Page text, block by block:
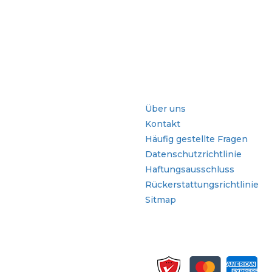
Über uns
Kontakt
Häufig gestellte Fragen
Datenschutzrichtlinie
Haftungsausschluss
Rückerstattungsrichtlinie
Sitmap